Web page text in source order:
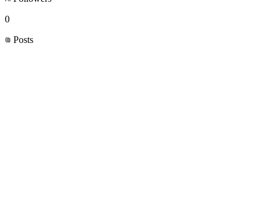
0
Posts